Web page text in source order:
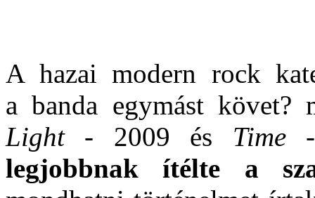
A hazai modern rock
a banda egymást követ?
Light - 2009 és Time-
legjobbnak ítélte a